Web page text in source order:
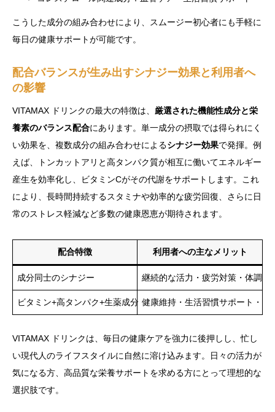
こうした成分の組み合わせにより、スムージー初心者にも手軽に
毎日の健康サポートが可能です。
配合バランスが生み出すシナジー効果と利用者へ
の影響
VITAMAX ドリンクの最大の特徴は、 厳選された機能性成分と栄
養素のバランス配合にあります。単一成分の摂取では得られにく
い効果を、複数成分の組み合わせによるシナジー効果で発揮。例
えば、トンカットアリと高タンパク質が相互に働いてエネルギー
産生を効率化し、ビタミンCがその代謝をサポートします。これ
により、長時間持続するスタミナや効率的な疲労回復、さらに日
常のストレス軽減など多数の健康恩恵が期待されます。
配合特徴 利用者への主なメリット
成分同士のシナジー 継続的な活力・疲労対策・体調管
ビタミン+高タンパク+生薬成分 健康維持・生活習慣サポート・免
VITAMAX ドリンクは、毎日の健康ケアを強力に後押しし、忙し
い現代人のライフスタイルに自然に溶け込みます。日々の活力が
気になる方、高品質な栄養サポートを求める方にとって理想的な
選択肢です。